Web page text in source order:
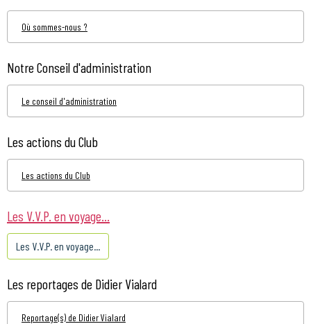
Où sommes-nous ?
Notre Conseil d'administration
Le conseil d'administration
Les actions du Club
Les actions du Club
Les V.V.P. en voyage...
Les V.V.P. en voyage...
Les reportages de Didier Vialard
Reportage(s) de Didier Vialard